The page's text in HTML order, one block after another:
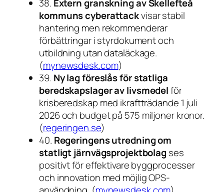
38. Extern granskning av Skellefteå
kommuns cyberattackvisar stabil
hantering men rekommenderar
förbättringar i styrdokument och
utbildning utan dataläckage.
(mynewsdesk.com)
39. Ny lag föreslås för statliga
beredskapslager av livsmedelför
krisberedskap med ikraftträdande 1 juli
2026 och budget på 575 miljoner kronor.
(regeringen.se)
40. Regeringens utredning om
statligt järnvägsprojektbolag ses
positivt för effektivare byggprocesser
och innovation med möjlig OPS-